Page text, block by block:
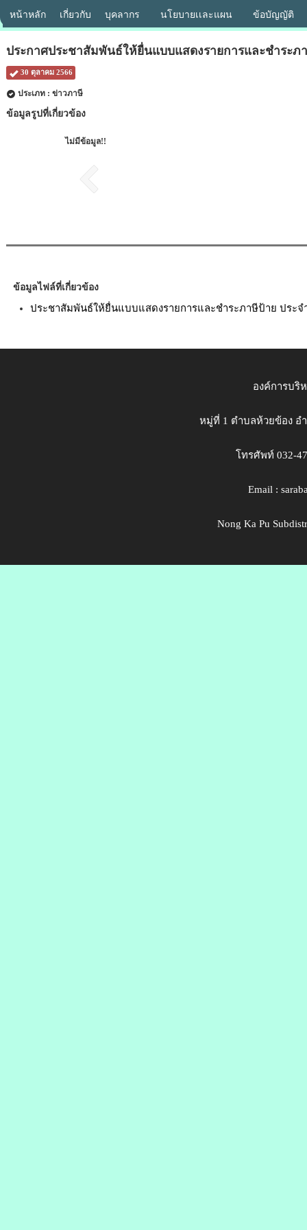
หน้าหลัก เกี่ยวกับ บุคลากร นโยบายเเละแผน ข้อบัญญัติ
ประกาศประชาสัมพันธ์ให้ยื่นแบบแสดงรายการและชำระภ
30 ตุลาคม 2566
ประเภท : ข่าวภาษี
ข้อมูลรูปที่เกี่ยวข้อง
ไม่มีข้อมูล!!
ข้อมูลไฟล์ที่เกี่ยวข้อง
ประชาสัมพันธ์ให้ยื่นแบบแสดงรายการและชำระภาษีป้าย ประจ
องค์การบริ
หมู่ที่ 1 ตำบลห้วยข้อง อ
โทรศัพท์ 032-
Email :
Nong Ka Pu